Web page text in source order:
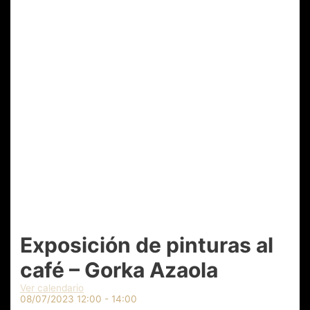
Exposición de pinturas al
café – Gorka Azaola
Ver calendario
08/07/2023 12:00 - 14:00